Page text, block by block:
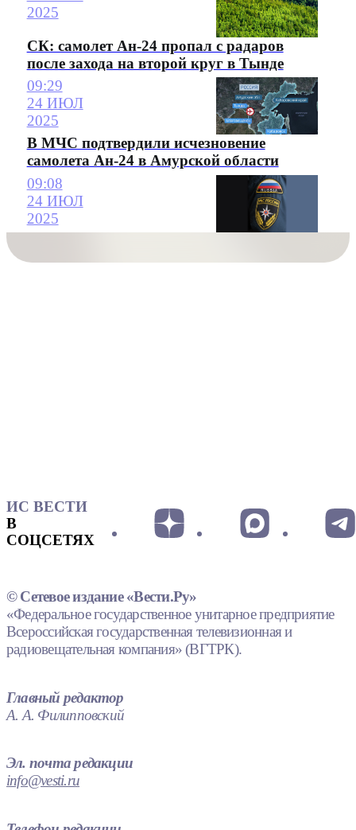
2025
СК: самолет Ан-24 пропал с радаров
после захода на второй круг в Тынде
09:29
24 ИЮЛ
2025
В МЧС подтвердили исчезновение
самолета Ан-24 в Амурской области
09:08
24 ИЮЛ
2025
ИС ВЕСТИ
В
СОЦСЕТЯХ
© Сетевое издание «Вести.Ру»
«Федеральное государственное унитарное предприятие
Всероссийская государственная телевизионная и
радиовещательная компания» (ВГТРК).
Главный редактор
А. А. Филипповский
Эл. почта редакции
info@vesti.ru